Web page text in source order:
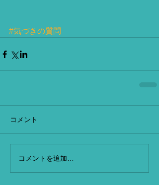
#気づきの質問
コメント
コメントを追加…